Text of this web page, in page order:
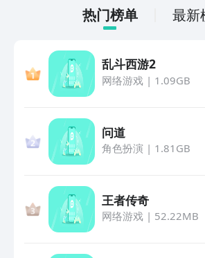
热门榜单 最新
乱斗西游2
网络游戏| 1.09GB
问道
角色扮演 | 1.81GB
王者传奇
网络游戏| 52.22MB